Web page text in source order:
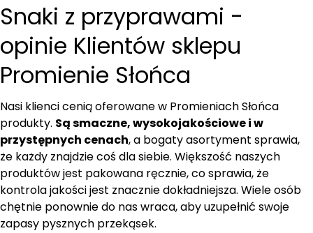
Snaki z przyprawami -
opinie Klientów sklepu
Promienie Słońca
Nasi klienci cenią oferowane w Promieniach Słońca
produkty. Są smaczne, wysokojakościowe i w
przystępnych cenach, a bogaty asortyment sprawia,
że każdy znajdzie coś dla siebie. Większość naszych
produktów jest pakowana ręcznie, co sprawia, że
kontrola jakości jest znacznie dokładniejsza. Wiele osób
chętnie ponownie do nas wraca, aby uzupełnić swoje
zapasy pysznych przekąsek.